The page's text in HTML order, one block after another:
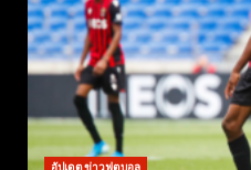
อัปเดตข่าวฟุตบอล